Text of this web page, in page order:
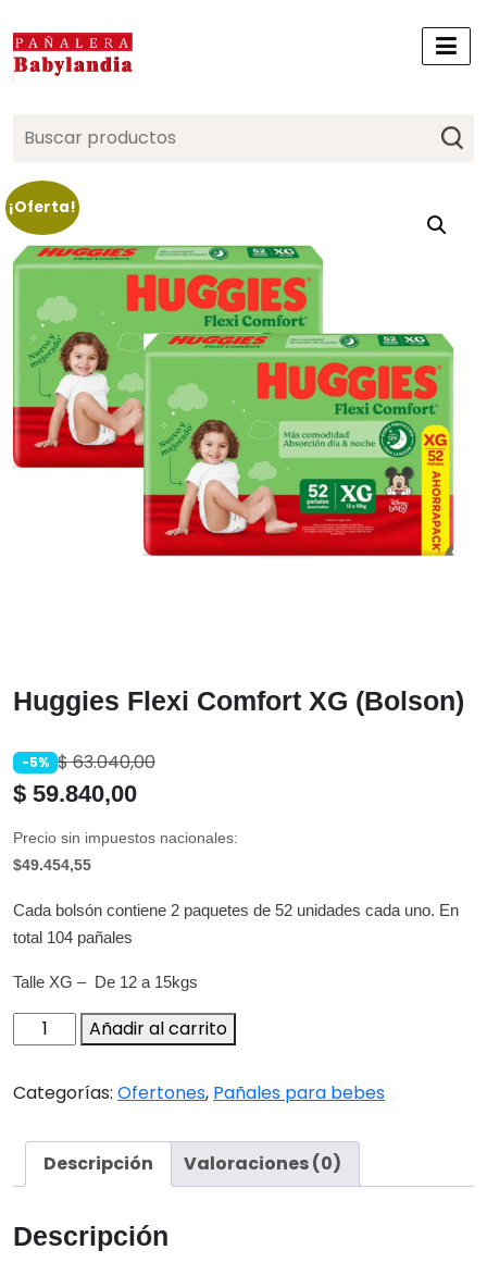
Search
for:
¡Oferta!
Huggies Flexi Comfort XG (Bolson)
-5% $63.040,00
$ 59.840,00
Precio sin impuestos nacionales:
$49.454,55
Cada bolsón contiene 2 paquetes de 52 unidades cada uno. En
total 104 pañales
Talle XG – De 12 a 15kgs
Huggies
Flexi
XG
cantidad
Añadir al carrito
Categorías: Ofertones, Pañales para bebes
Descripción Valoraciones (0)
Descripción